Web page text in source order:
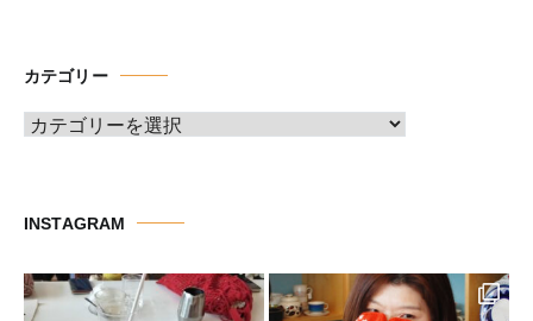
ブ
カテゴリー
カ
ー
INSTAGRAM